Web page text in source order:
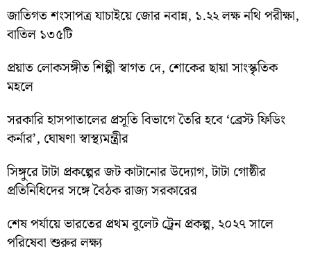
জাতিগত শংসাপত্র যাচাইয়ে জোর নবান্ন, ১.২২ লক্ষ নথি পরীক্ষা,
বাতিল ১৩৫টি
প্রয়াত লোকসঙ্গীত শিল্পী স্বাগত দে, শোকের ছায়া সাংস্কৃতিক
মহলে
সরকারি হাসপাতালের প্রসূতি বিভাগে তৈরি হবে ‘ব্রেস্ট ফিডিং
কর্নার’, ঘোষণা স্বাস্থ্যমন্ত্রীর
সিঙ্গুরে টাটা প্রকল্পের জট কাটানোর উদ্যোগ, টাটা গোষ্ঠীর
প্রতিনিধিদের সঙ্গে বৈঠক রাজ্য সরকারের
শেষ পর্যায়ে ভারতের প্রথম বুলেট ট্রেন প্রকল্প, ২০২৭ সালে
পরিষেবা শুরুর লক্ষ্য